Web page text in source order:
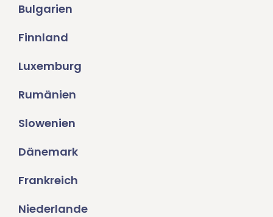
Bulgarien
Finnland
Luxemburg
Rumänien
Slowenien
Dänemark
Frankreich
Niederlande